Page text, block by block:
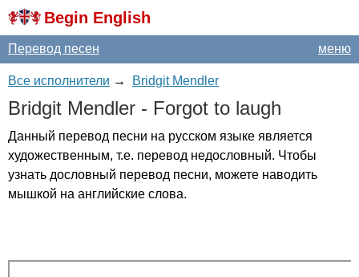
Begin English
меню
Перевод песен
Все исполнители → Bridgit Mendler
Bridgit Mendler - Forgot to laugh
Данный перевод песни на русском языке является
художественным, т.е. перевод недословный. Чтобы
узнать дословный перевод песни, можете наводить
мышкой на английские слова.